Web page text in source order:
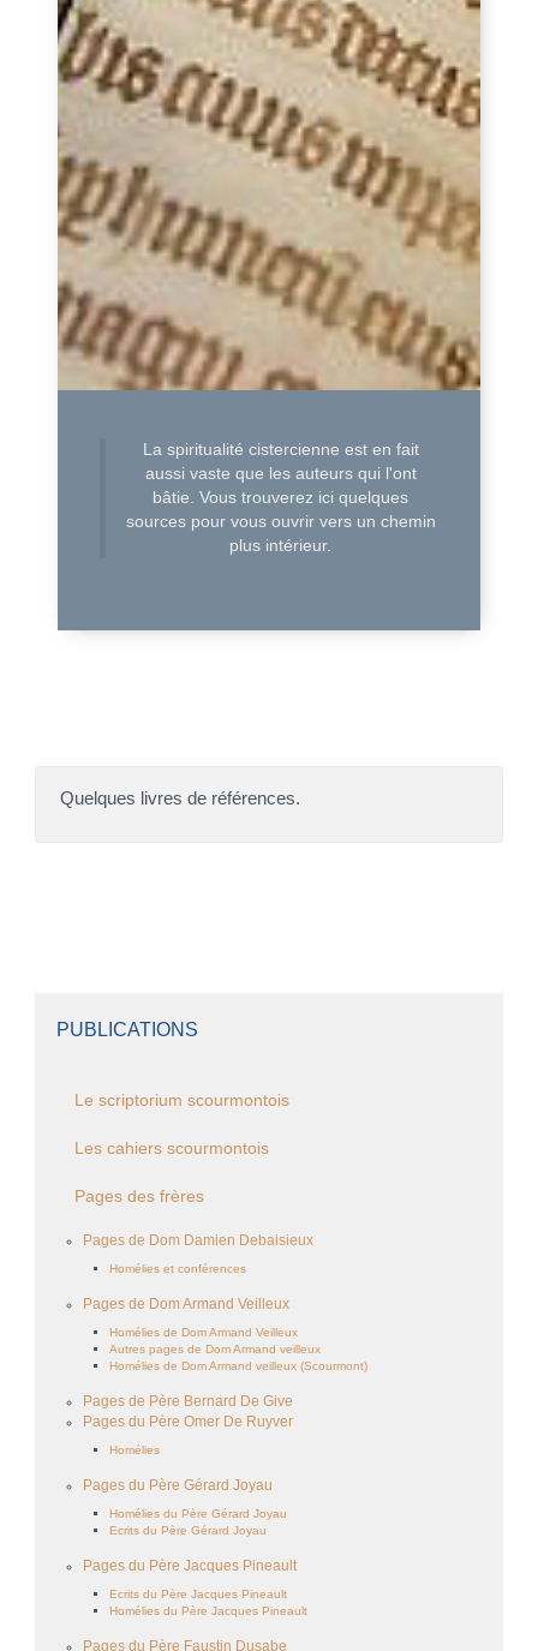
La spiritualité cistercienne est en fait
aussi vaste que les auteurs qui l'ont
bâtie. Vous trouverez ici quelques
sources pour vous ouvrir vers un chemin
plus intérieur.
Quelques livres de références.
PUBLICATIONS
Le scriptorium scourmontois
Les cahiers scourmontois
Pages des frères
Pages de Dom Damien Debaisieux
Homélies et conférences
Pages de Dom Armand Veilleux
Homélies de Dom Armand Veilleux
Autres pages de Dom Armand veilleux
Homélies de Dom Armand veilleux (Scourmont)
Pages de Père Bernard De Give
Pages du Père Omer De Ruyver
Homélies
Pages du Père Gérard Joyau
Homélies du Père Gérard Joyau
Ecrits du Père Gérard Joyau
Pages du Père Jacques Pineault
Ecrits du Père Jacques Pineault
Homélies du Père Jacques Pineault
Pages du Père Faustin Dusabe